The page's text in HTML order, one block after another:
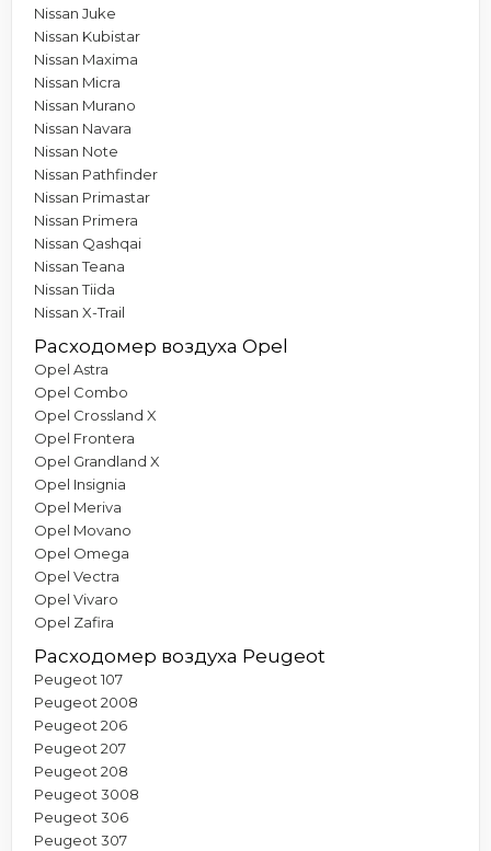
Nissan Juke
Nissan Kubistar
Nissan Maxima
Nissan Micra
Nissan Murano
Nissan Navara
Nissan Note
Nissan Pathfinder
Nissan Primastar
Nissan Primera
Nissan Qashqai
Nissan Teana
Nissan Tiida
Nissan X-Trail
Расходомер воздуха Opel
Opel Astra
Opel Combo
Opel Crossland X
Opel Frontera
Opel Grandland X
Opel Insignia
Opel Meriva
Opel Movano
Opel Omega
Opel Vectra
Opel Vivaro
Opel Zafira
Расходомер воздуха Peugeot
Peugeot 107
Peugeot 2008
Peugeot 206
Peugeot 207
Peugeot 208
Peugeot 3008
Peugeot 306
Peugeot 307